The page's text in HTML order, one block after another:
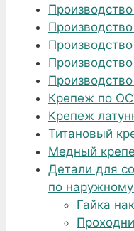
Крепеж по
Крепеж
Титановый
Медный
Детали для
по наружному
Гайка